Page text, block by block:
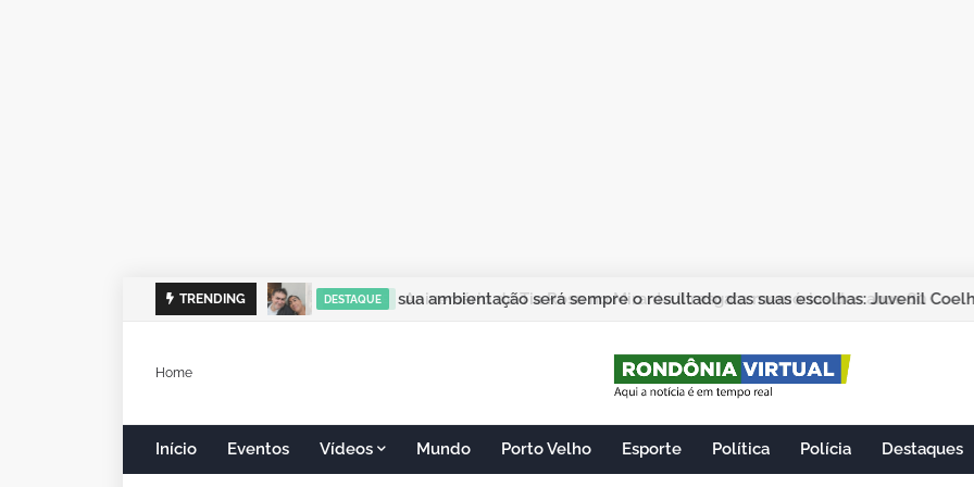
TRENDING DESTAQUE sua ambientação será sempre o resultado das suas escolhas: Juvenil
Home
Início Eventos Vídeos Mundo Porto Velho Esporte Política Polícia Destaques